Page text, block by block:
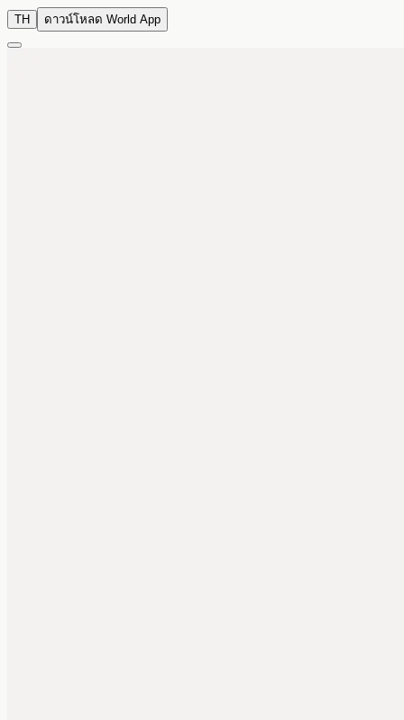
TH ดาวน์โหลด World App